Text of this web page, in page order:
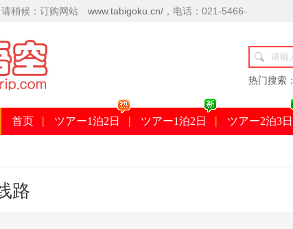
稍候：订购网站 www.tabigoku.cn/ ，电话：021-5466-
热门搜索：
首页 ツアー1泊2日 ツアー1泊2日 ツアー2泊3日
路